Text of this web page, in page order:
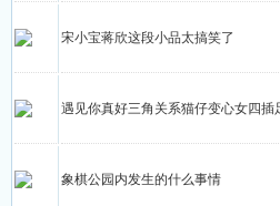
宋小宝蒋欣这段小品太搞笑了
遇见你真好三角关系猫仔变心女四插
象棋公园内发生的什么事情